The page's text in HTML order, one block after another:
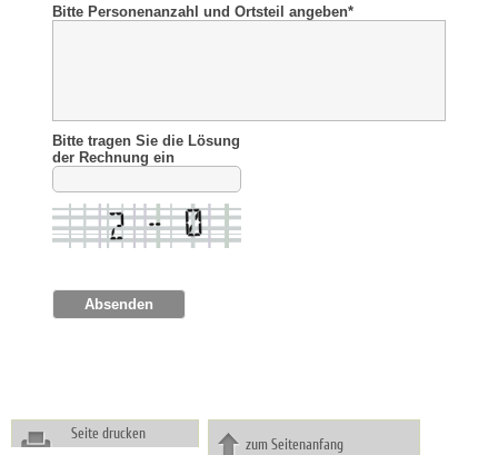
Bitte Personenanzahl und Ortsteil angeben*
Bitte tragen Sie die Lösung
der Rechnung ein
Seite drucken
zum Seitenanfang